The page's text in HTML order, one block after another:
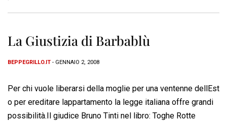
La Giustizia di Barbablù
BEPPEGRILLO.IT - GENNAIO 2, 2008
Per chi vuole liberarsi della moglie per una ventenne dellEst
o per ereditare lappartamento la legge italiana offre grandi
possibilità.Il giudice Bruno Tinti nel libro: Toghe Rotte